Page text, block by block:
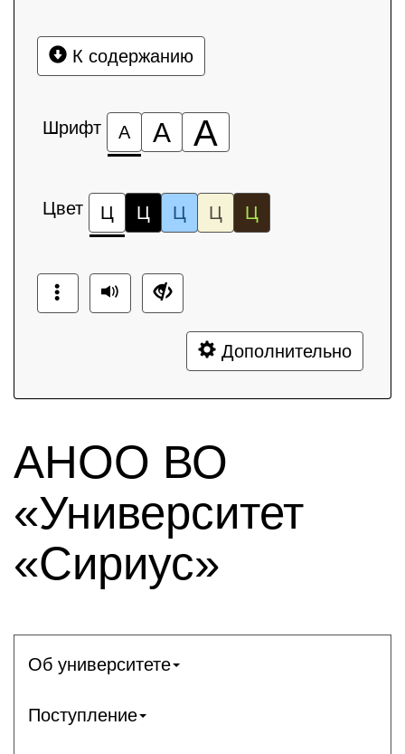
К содержанию
Шрифт А А А
Цвет Ц Ц Ц Ц Ц
Дополнительно
АНОО ВО
«Университет
«Сириус»
Об университете
Поступление